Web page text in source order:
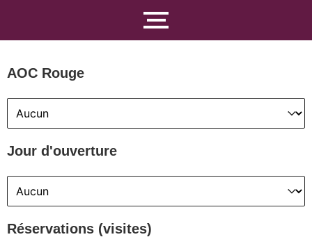
AOC Rouge
AOC Rouge
AOC Rouge
Jour d'ouverture
Jour d'ouverture
Jour d'ouverture
Réservations (visites)